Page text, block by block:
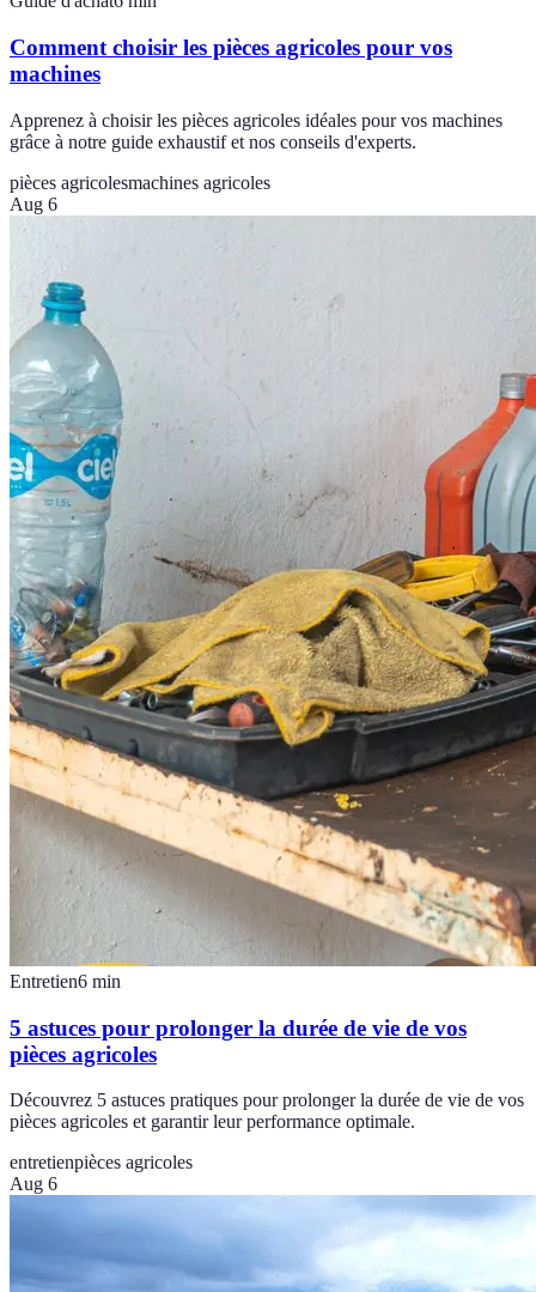
Comment choisir les pièces agricoles pour vos
machines
Apprenez à choisir les pièces agricoles idéales pour vos machines
grâce à notre guide exhaustif et nos conseils d'experts.
pièces agricolesmachines agricoles
Aug 6
Entretien6 min
5 astuces pour prolonger la durée de vie de vos
pièces agricoles
Découvrez 5 astuces pratiques pour prolonger la durée de vie de vos
pièces agricoles et garantir leur performance optimale.
entretienpièces agricoles
Aug 6